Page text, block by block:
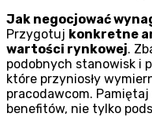
Jak negocjować
Przygotuj konkretne
wartości rynkowej.
podobnych stanowisk i
które przyniosły
pracodawcom.
benefitów, nie tylko